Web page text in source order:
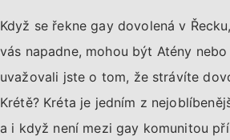
Když se řekne gay dovolená v
vás napadne, mohou být Atény
uvažovali jste o tom, že strávíte
Krétě? Kréta je jedním z
a i když není mezi gay komunitou